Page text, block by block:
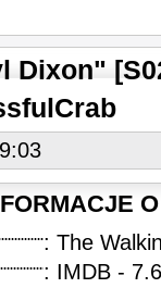
EDITH
EDITH
Dixon"
: The
: IMDB -